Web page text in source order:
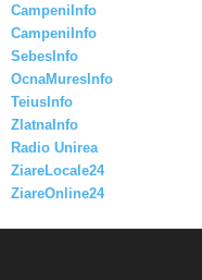
CampeniInfo
CampeniInfo
SebesInfo
OcnaMuresInfo
TeiusInfo
ZlatnaInfo
Radio Unirea
ZiareLocale24
ZiareOnline24